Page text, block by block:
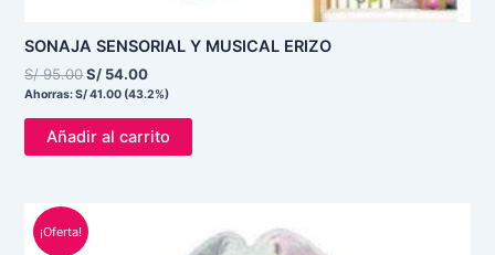
SONAJA SENSORIAL Y MUSICAL ERIZO
S/95.00S/ 54.00
Ahorras:S/41.00 (43.2%)
Añadir al carrito
¡Oferta! precio
original
actual